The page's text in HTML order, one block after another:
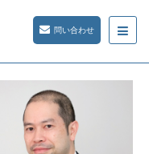
問い合わせ